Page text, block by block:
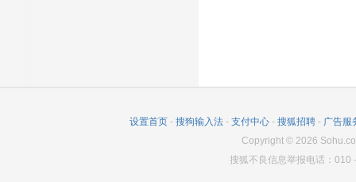
设置首页 - 搜狗输入法 - 支付中心 - 搜狐招聘 - 广告服
Copyright© 2026
搜狐不良信息举报电话：010